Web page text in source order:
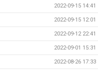
2022-09-15 14:41
2022-09-15 12:01
2022-09-12 22:41
2022-09-01 15:31
2022-08-26 17:33